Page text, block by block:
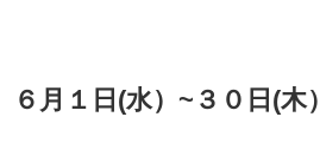
６月１日(水）~３０日(木）